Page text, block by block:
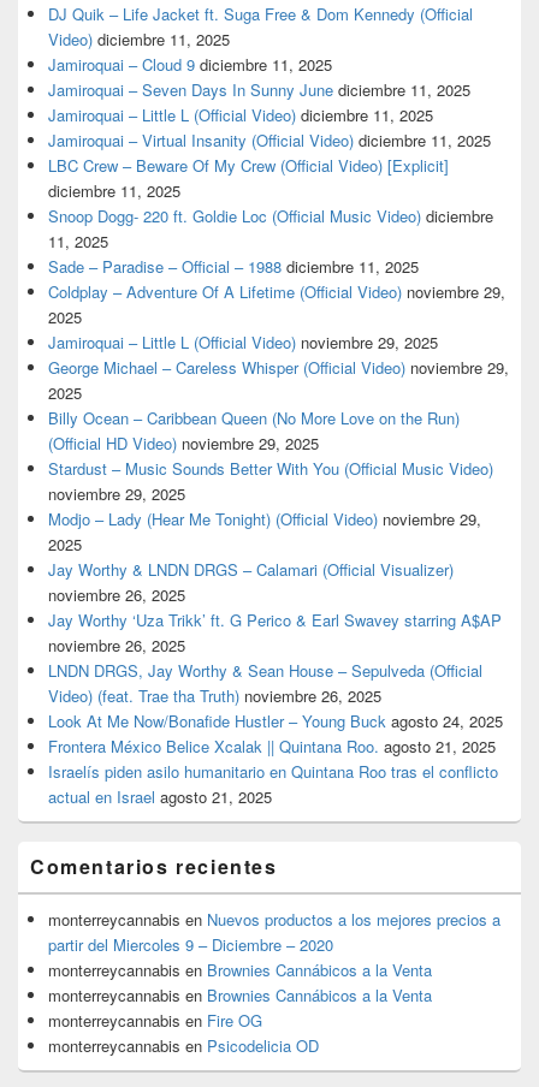
DJ Quik – Life Jacket ft. Suga Free & Dom Kennedy (Official
Video) diciembre 11, 2025
Jamiroquai – Cloud 9 diciembre 11, 2025
Jamiroquai – Seven Days In Sunny June diciembre 11, 2025
Jamiroquai – Little L (Official Video) diciembre 11, 2025
Jamiroquai – Virtual Insanity (Official Video) diciembre 11, 2025
LBC Crew – Beware Of My Crew (Official Video) [Explicit]
diciembre 11, 2025
Snoop Dogg- 220 ft. Goldie Loc (Official Music Video) diciembre
11, 2025
Sade – Paradise – Official – 1988 diciembre 11, 2025
Coldplay – Adventure Of A Lifetime (Official Video) noviembre 29,
2025
Jamiroquai – Little L (Official Video) noviembre 29, 2025
George Michael – Careless Whisper (Official Video) noviembre 29,
2025
Billy Ocean – Caribbean Queen (No More Love on the Run)
(Official HD Video) noviembre 29, 2025
Stardust – Music Sounds Better With You (Official Music Video)
noviembre 29, 2025
Modjo – Lady (Hear Me Tonight) (Official Video) noviembre 29,
2025
Jay Worthy & LNDN DRGS – Calamari (Official Visualizer)
noviembre 26, 2025
Jay Worthy ‘Uza Trikk’ ft. G Perico & Earl Swavey starring A$AP
noviembre 26, 2025
LNDN DRGS, Jay Worthy & Sean House – Sepulveda (Official
Video) (feat. Trae tha Truth) noviembre 26, 2025
Look At Me Now/Bonafide Hustler – Young Buck agosto 24, 2025
Frontera México Belice Xcalak || Quintana Roo. agosto 21, 2025
Israelís piden asilo humanitario en Quintana Roo tras el conflicto
actual en Israel agosto 21, 2025
Comentarios recientes
monterreycannabis en Nuevos productos a los mejores precios a
partir del Miercoles 9 – Diciembre – 2020
monterreycannabis en Brownies Cannábicos a la Venta
monterreycannabis en Brownies Cannábicos a la Venta
monterreycannabis en Fire OG
monterreycannabis en Psicodelicia OD